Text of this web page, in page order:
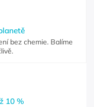
bez chemie. Balíme
10 %